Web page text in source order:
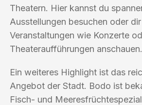
Theatern. Hier kannst du
Ausstellungen besuchen oder
Veranstaltungen wie Konzerte
Theateraufführungen anschauen.
Ein weiteres Highlight ist das
Angebot der Stadt. Bodo ist
Fisch- und